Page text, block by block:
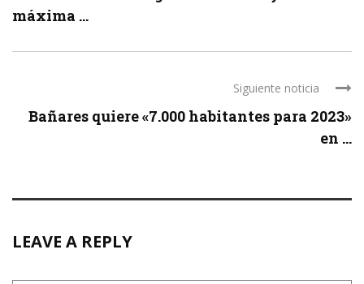
máxima ...
Siguiente noticia
Bañares quiere «7.000 habitantes para 2023»
en ...
LEAVE A REPLY